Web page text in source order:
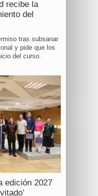
recibe la
del
tras subsanar
y pide que los
del curso.
edición 2027